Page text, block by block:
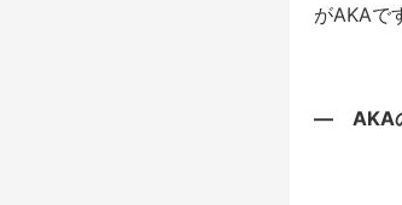
がAKAで
― AKA